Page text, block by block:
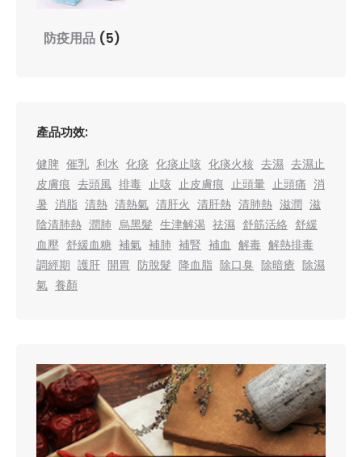
防疫用品 (5)
產品功效:
健脾 催乳 利水 化痰 化痰止咳 化痰火核 去濕 去濕止
皮膚痕 去頭風 排毒 止咳 止皮膚痕 止頭暈 止頭痛 消
暑 消脂 清熱 清熱氣 清肝火 清肝熱 清肺熱 滋潤 滋
陰清肺熱 潤肺 烏黑髮 生津解渴 祛濕 舒筋活絡 舒緩
血壓 舒緩血糖 補氣 補肺 補腎 補血 解毒 解熱排毒
調經期 護肝 開胃 防脫髮 降血脂 除口臭 除暗瘡 除濕
氣 養顏